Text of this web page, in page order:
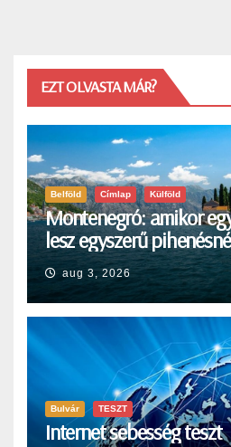
EZT OLVASTA MÁR?
Belföld Címlap Külföld
Montenegró: amikor
lesz egyszerű
aug 3, 2026
Bulvár TESZT
Internet sebesség teszt